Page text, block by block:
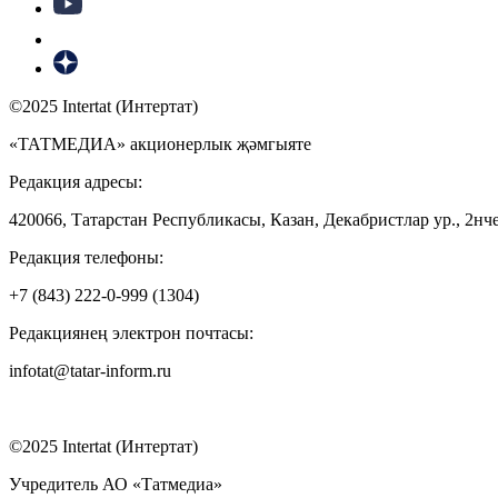
©2025 Intertat (Интертат)
«ТАТМЕДИА» акционерлык җәмгыяте
Редакция адресы:
420066, Татарстан Республикасы, Казан, Декабристлар ур.,
Редакция телефоны:
+7 (843) 222-0-999 (1304)
Редакциянең электрон почтасы:
infotat@tatar-inform.ru
©2025 Intertat (Интертат)
Учредитель АО «Татмедиа»